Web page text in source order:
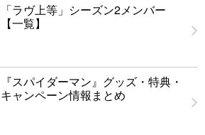
「ラヴ上等」シーズン2メンバー
【一覧】
『スパイダーマン』グッズ・特典・
キャンペーン情報まとめ